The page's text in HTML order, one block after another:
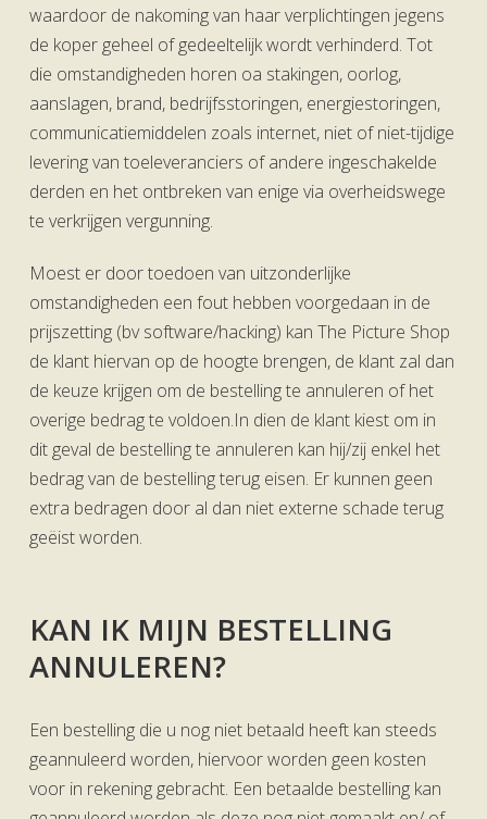
waardoor de nakoming van haar verplichtingen jegens
de koper geheel of gedeeltelijk wordt verhinderd. Tot
die omstandigheden horen oa stakingen, oorlog,
aanslagen, brand, bedrijfsstoringen, energiestoringen,
communicatiemiddelen zoals internet, niet of niet-tijdige
levering van toeleveranciers of andere ingeschakelde
derden en het ontbreken van enige via overheidswege
te verkrijgen vergunning.
Moest er door toedoen van uitzonderlijke
omstandigheden een fout hebben voorgedaan in de
prijszetting (bv software/hacking) kan The Picture Shop
de klant hiervan op de hoogte brengen, de klant zal dan
de keuze krijgen om de bestelling te annuleren of het
overige bedrag te voldoen.In dien de klant kiest om in
dit geval de bestelling te annuleren kan hij/zij enkel het
bedrag van de bestelling terug eisen. Er kunnen geen
extra bedragen door al dan niet externe schade terug
geëist worden.
KAN IK MIJN BESTELLING
ANNULEREN?
Een bestelling die u nog niet betaald heeft kan steeds
geannuleerd worden, hiervoor worden geen kosten
voor in rekening gebracht. Een betaalde bestelling kan